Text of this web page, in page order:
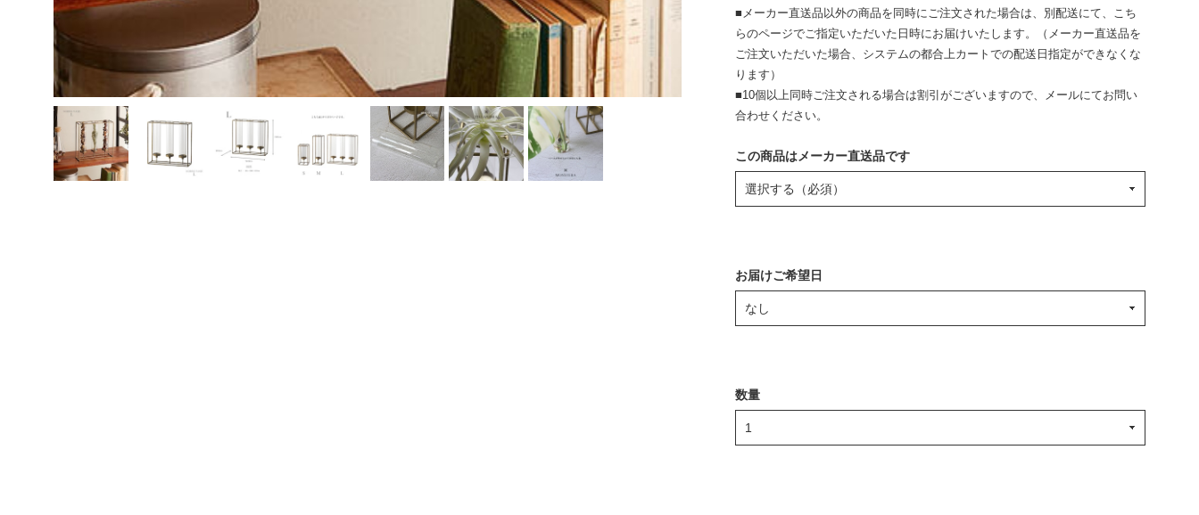
■メーカー直送品以外の商品を同時にご注文された場合は、別配送にて、こち
らのページでご指定いただいた日時にお届けいたします。（メーカー直送品を
ご注文いただいた場合、システムの都合上カートでの配送日指定ができなくな
ります）
■10個以上同時ご注文される場合は割引がございますので、メールにてお問い
合わせください。
この商品はメーカー直送品です
お届けご希望日
数量